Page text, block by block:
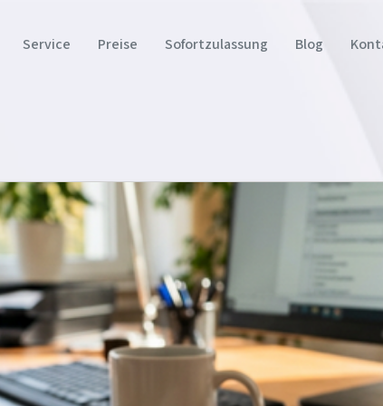
Service Preise Sofortzulassung Blog